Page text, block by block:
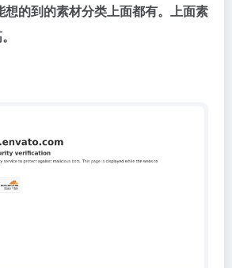
想的到的素材分类上面都有。上面素